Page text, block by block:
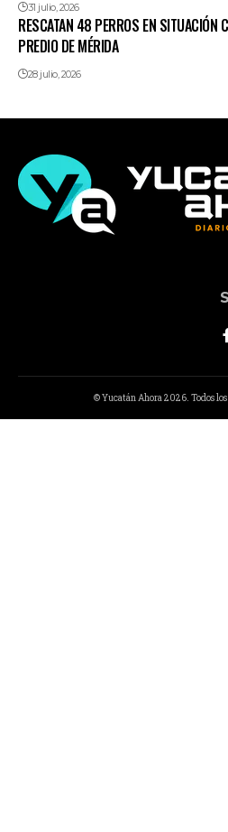
31 julio, 2026
RESCATAN 48 PERROS EN SITUACIÓN
PREDIO DE MÉRIDA
28 julio, 2026
© Yucatán Ahora 2026. Todos